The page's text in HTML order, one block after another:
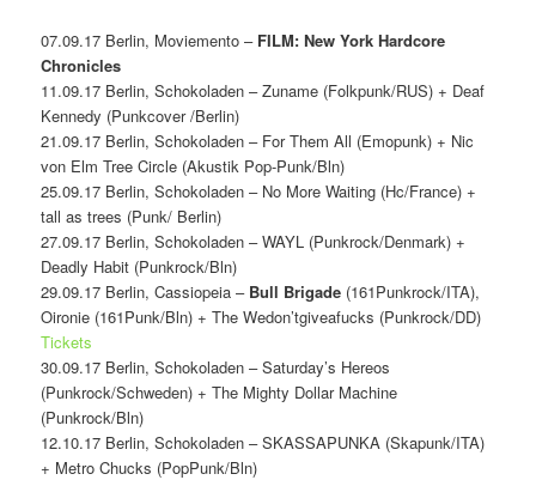
07.09.17 Berlin, Moviemento – FILM: New York Hardcore
Chronicles
11.09.17 Berlin, Schokoladen – Zuname (Folkpunk/RUS) + Deaf
Kennedy (Punkcover /Berlin)
21.09.17 Berlin, Schokoladen – For Them All (Emopunk) + Nic
von Elm Tree Circle (Akustik Pop-Punk/Bln)
25.09.17 Berlin, Schokoladen – No More Waiting (Hc/France) +
tall as trees (Punk/ Berlin)
27.09.17 Berlin, Schokoladen – WAYL (Punkrock/Denmark) +
Deadly Habit (Punkrock/Bln)
29.09.17 Berlin, Cassiopeia – Bull Brigade (161Punkrock/ITA),
Oironie (161Punk/Bln) + The Wedon’tgiveafucks (Punkrock/DD)
Tickets
30.09.17 Berlin, Schokoladen – Saturday’s Hereos
(Punkrock/Schweden) + The Mighty Dollar Machine
(Punkrock/Bln)
12.10.17 Berlin, Schokoladen – SKASSAPUNKA (Skapunk/ITA)
+ Metro Chucks (PopPunk/Bln)